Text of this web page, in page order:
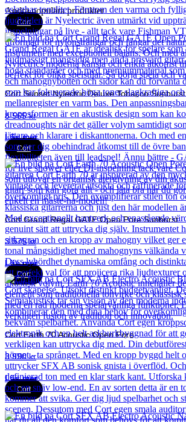
Andra populära produkter
Cort
Cort Sunset Nylectric Deluxe Tobacco Sunburst
8 565kr
Läs mer
Cort
Cort Grand Regal GA1E Open Pore Sunburst
3 575kr
Läs mer
Cort
Cort Earth 70 Acoustic Open Pore
3 990kr
Läs mer
Cort